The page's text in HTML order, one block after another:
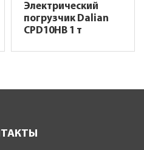
Электрический
погрузчик Dalian
CPD10HB 1 т